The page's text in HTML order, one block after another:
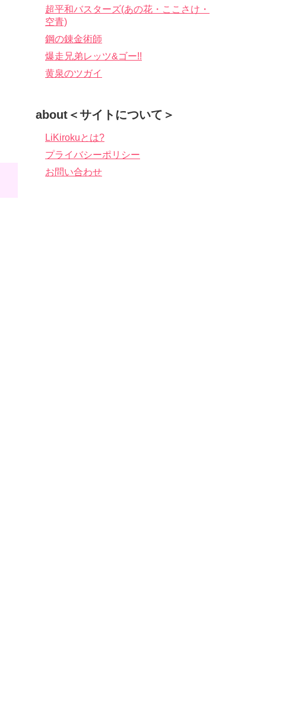
超平和バスターズ(あの花・ここさけ・
空青)
鋼の錬金術師
爆走兄弟レッツ&ゴー!!
黄泉のツガイ
about＜サイトについて＞
LiKirokuとは?
プライバシーポリシー
お問い合わせ